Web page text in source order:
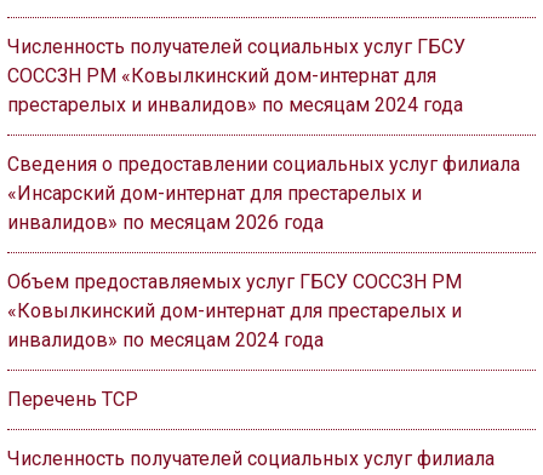
Численность получателей социальных услуг ГБСУ
СОССЗН РМ «Ковылкинский дом-интернат для
престарелых и инвалидов» по месяцам 2024 года
Сведения о предоставлении социальных услуг филиала
«Инсарский дом-интернат для престарелых и
инвалидов» по месяцам 2026 года
Объем предоставляемых услуг ГБСУ СОССЗН РМ
«Ковылкинский дом-интернат для престарелых и
инвалидов» по месяцам 2024 года
Перечень ТСР
Численность получателей социальных услуг филиала